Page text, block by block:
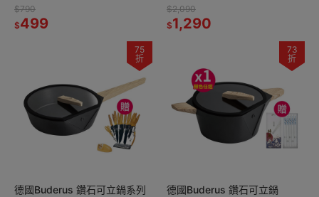
碎攪拌器900ml綠色*1
$790
$499
$2,090
$1,290
75
折
德國Buderus 鑽石可立鍋系列
73
折
德國Buderus 鑽石可立鍋